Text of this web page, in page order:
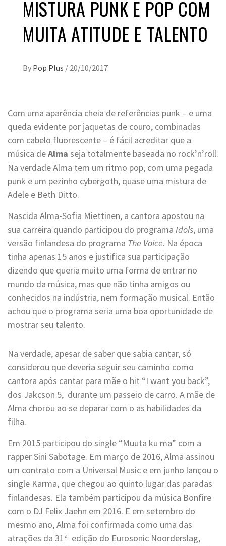
MISTURA PUNK E POP COM
MUITA ATITUDE E TALENTO
By Pop Plus / 20/10/2017
Com uma aparência cheia de referências punk – e uma
queda evidente por jaquetas de couro, combinadas
com cabelo fluorescente – é fácil acreditar que a
música deAlma seja totalmente baseada no rock’n’roll.
Na verdade Alma tem um ritmo pop, com uma pegada
punk e um pezinho cybergoth, quase uma mistura de
Adele e Beth Ditto.
Nascida Alma-Sofia Miettinen, a cantora apostou na
sua carreira quando participou do programa Idols, uma
versão finlandesa do programa The Voice. Na época
tinha apenas 15 anos e justifica sua participação
dizendo que queria muito uma forma de entrar no
mundo da música, mas que não tinha amigos ou
conhecidos na indústria, nem formação musical. Então
achou que o programa seria uma boa oportunidade de
mostrar seu talento.
Na verdade, apesar de saber que sabia cantar, só
considerou que deveria seguir seu caminho como
cantora após cantar para mãe o hit “I want you back”,
dos Jakcson 5, durante um passeio de carro. A mãe de
Alma chorou ao se deparar com o as habilidades da
filha.
Em 2015 participou do single “Muuta ku mä” com a
rapper Sini Sabotage. Em março de 2016, Alma assinou
um contrato com a Universal Music e em junho lançou o
single Karma, que chegou ao quinto lugar das paradas
finlandesas. Ela também participou da música Bonfire
com o DJ Felix Jaehn em 2016. E em setembro do
mesmo ano, Alma foi confirmada como uma das
atrações da 31ª edição do Eurosonic Noorderslag,